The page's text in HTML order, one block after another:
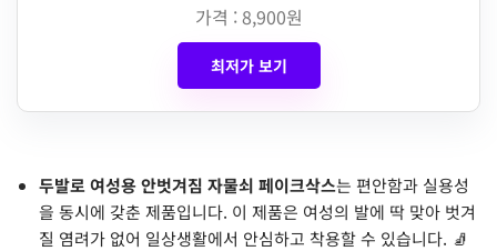
가격 : 8,900원
최저가 보기
두발로 여성용 안벗겨짐 자물쇠 페이크삭스는 편안함과 실용성
을 동시에 갖춘 제품입니다. 이 제품은 여성의 발에 딱 맞아 벗겨
질 염려가 없어 일상생활에서 안심하고 착용할 수 있습니다. 🧦